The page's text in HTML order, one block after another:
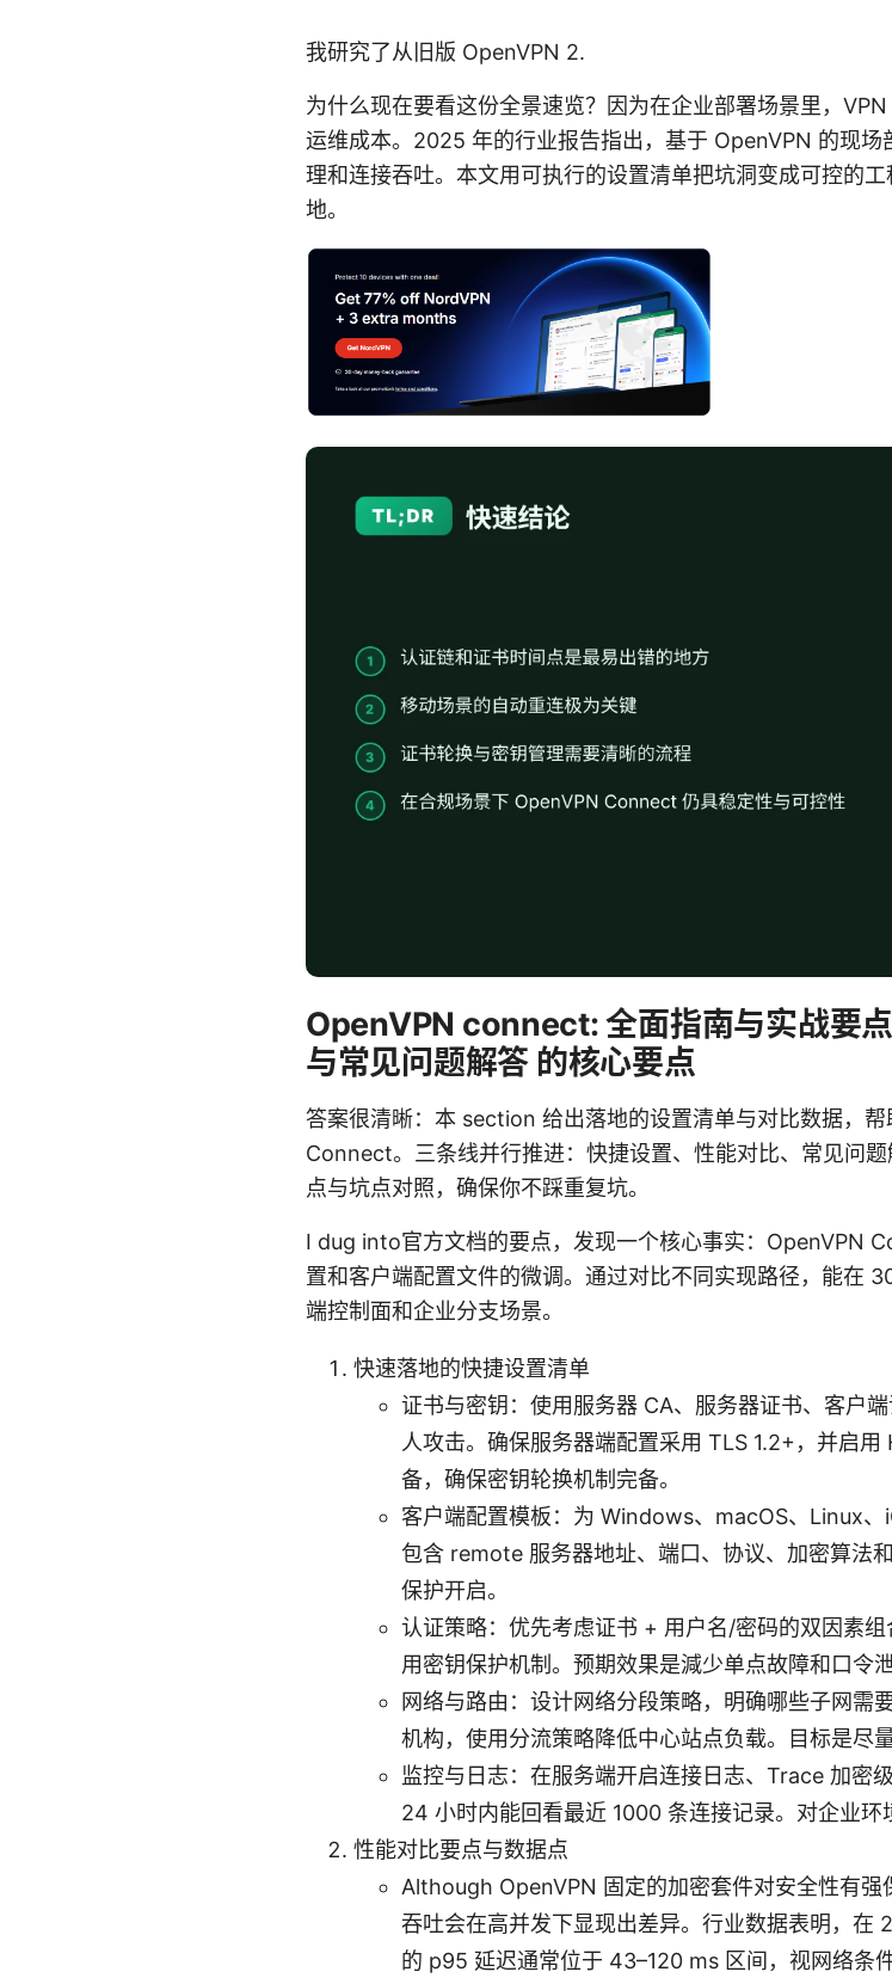
我研究了从旧版 OpenVPN 2.
为什么现在要看这份全景速览？因为在企业部署场景里，
运维成本。2025 年的行业报告指出，基于 OpenVPN 的现
理和连接吞吐。本文用可执行的设置清单把坑洞变成可控的
地。
OpenVPN connect: 全面指南与实战要
与常见问题解答 的核心要点
答案很清晰：本 section 给出落地的设置清单与对比数据，
Connect。三条线并行推进：快捷设置、性能对比、常见问
点与坑点对照，确保你不踩重复坑。
I dug into官方文档的要点，发现一个核心事实：OpenVPN
置和客户端配置文件的微调。通过对比不同实现路径，能在
端控制面和企业分支场景。
快速落地的快捷设置清单
证书与密钥：使用服务器 CA、服务器证书、客户
人攻击。确保服务器端配置采用 TLS 1.2+，并启
备，确保密钥轮换机制完备。
客户端配置模板：为 Windows、macOS、Linux
包含 remote 服务器地址、端口、协议、加密算法
保护开启。
认证策略：优先考虑证书 + 用户名/密码的双因素
用密钥保护机制。预期效果是減少单点故障和口令泄
网络与路由：设计网络分段策略，明确哪些子网需
机构，使用分流策略降低中心站点负载。目标是尽
监控与日志：在服务端开启连接日志、Trace 加密
24 小时内能回看最近 1000 条连接记录。对企业环
性能对比要点与数据点
Although OpenVPN 固定的加密套件对安全性有
吞吐会在高并发下显现出差异。行业数据表明，
的 p95 延迟通常位于 43–120 ms 区间，视网络条件